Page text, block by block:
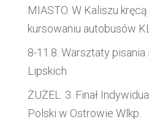
MIASTO. W Kaliszu
kursowaniu autobusów
8-11.8. Warsztaty pisania
Lipskich
ŻUŻEL. 3. Finał
Polski w Ostrowie Wlkp.